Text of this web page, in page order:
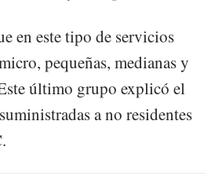
en este tipo de servicios
pequeñas, medianas y
último grupo explicó el
a no residentes